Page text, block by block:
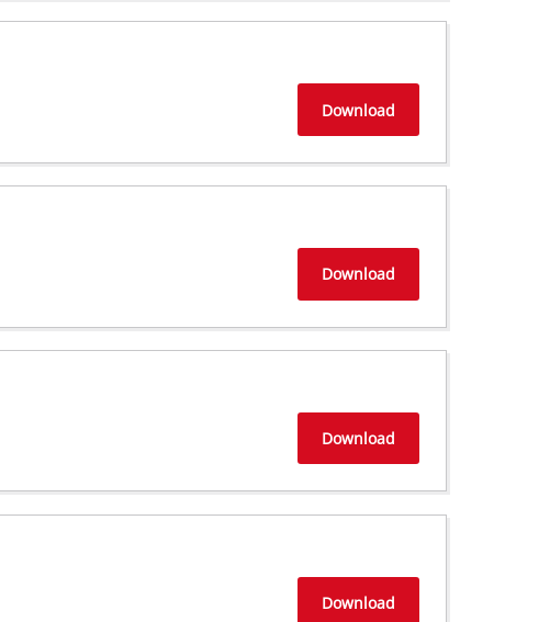
Download
Download
Download
Download